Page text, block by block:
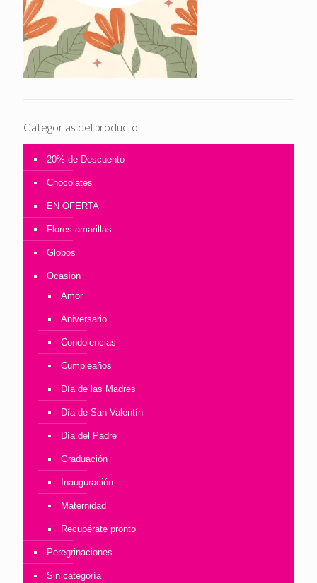
Categorías del producto
20% de Descuento
Chocolates
EN OFERTA
Flores amarillas
Globos
Ocasión
Amor
Aniversario
Condolencias
Cumpleaños
Día de las Madres
Día de San Valentín
Día del Padre
Graduación
Inauguración
Maternidad
Recupérate pronto
Peregrinaciones
Sin categoría